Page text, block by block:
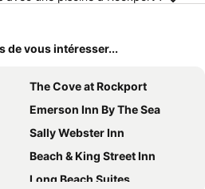
de vous intéresser...
The Cove at Rockport
Emerson Inn By The Sea
Sally Webster Inn
Beach & King Street Inn
Long Beach Suites